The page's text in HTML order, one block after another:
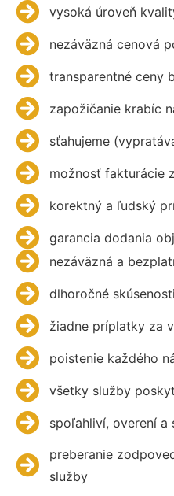
vysoká úroveň
nezáväzná cenová
transparentné ceny
zapožičanie krabíc
sťahujeme
možnosť fakturácie
korektný a ľudský
garancia dodania
nezáväzná a
dlhoročné
žiadne príplatky za
poistenie každého
všetky služby
spoľahliví, overení a
preberanie
služby